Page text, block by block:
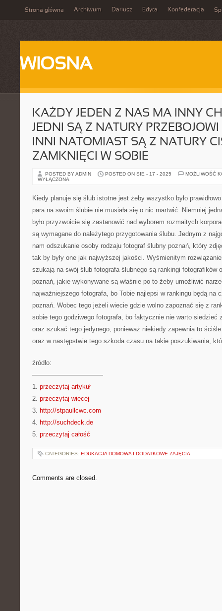
Strona główna Archiwum Dariusz Edyta Konfederacja
WIOSNA
KAŻDY JEDEN Z NAS MA INNY
JEDNI SĄ Z NATURY PRZEBOJOWI
INNI NATOMIAST SĄ Z NATURY
ZAMKNIĘCI W SOBIE
POSTED BY ADMIN POSTED ON SIE - 17 - 2025
MOŻLIWOŚĆ
WYŁĄCZONA
Kiedy planuje się ślub istotne jest żeby wszystko było
para na swoim ślubie nie musiała się o nic martwić. Niemniej
było przyzwoicie się zastanowić nad wyborem rozmaitych
są wymagane do należytego przygotowania ślubu. Jednym z
nam odszukanie osoby rodzaju fotograf ślubny poznań, który
tak by były one jak najwyższej jakości. Wyśmienitym
szukają na swój ślub fotografa ślubnego są rankingi fotografików
poznań, jakie wykonywane są właśnie po to żeby umożliwić
najważniejszego fotografa, bo Tobie najlepsi w rankingu będą na
poznań. Wobec tego jeżeli wiecie gdzie wolno zapoznać się z
sobie tego godziwego fotografa, bo faktycznie nie warto siedzieć
oraz szukać tego jedynego, ponieważ niekiedy zapewnia to
oraz w następstwie tego szkoda czasu na takie poszukiwania,
źródło:
———————————
1. przeczytaj artykuł
2. przeczytaj więcej
3. http://stpaullcwc.com
4. http://suchdeck.de
5. przeczytaj całość
CATEGORIES: EDUKACJA DOMOWA I DODATKOWE ZAJĘCIA
Comments are closed.